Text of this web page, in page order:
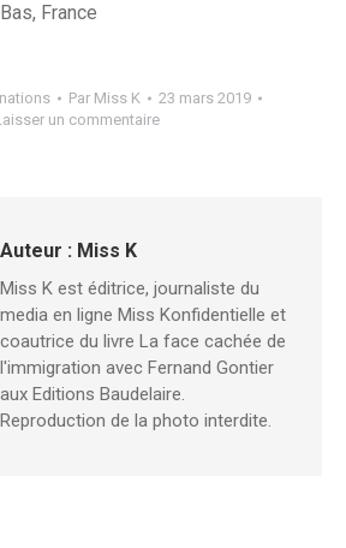
France
Par Miss K
23 mars 2019
un commentaire
Auteur : Miss K
Miss K est éditrice, journaliste du
media en ligne Miss Konfidentielle et
coautrice du livre La face cachée de
l'immigration avec Fernand Gontier
aux Editions Baudelaire.
Reproduction de la photo interdite.